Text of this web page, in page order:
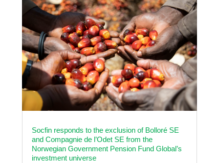
Socfin responds to the exclusion of Bolloré SE
and Compagnie de l’Odet SE from the
Norwegian Government Pension Fund Global’s
investment universe